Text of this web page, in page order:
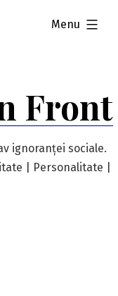
Front
ignoranței sociale.
| Personalitate |
Menu
expanded